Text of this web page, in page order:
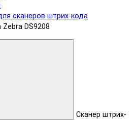
сканеров штрих-кода
DS9208
Сканер штрих-